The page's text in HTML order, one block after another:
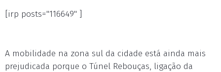
[irp posts="116649" ]
A mobilidade na zona sul da cidade está ainda mais
prejudicada porque o Túnel Rebouças, ligação da